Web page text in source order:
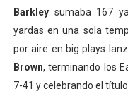
Barkleysumaba 167
yardas en una sola
por aire en big plays
Brown, terminando los
7-41 y celebrando el